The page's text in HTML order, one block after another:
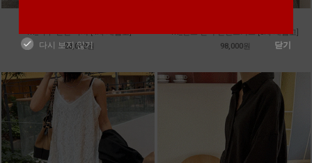
m_마무 린넨 나시 [4차 재입고]
28,000원
m_밴프 핀턱 린넨스커트 [3차 재입고]
98,000원
다시 보지 않기 닫기